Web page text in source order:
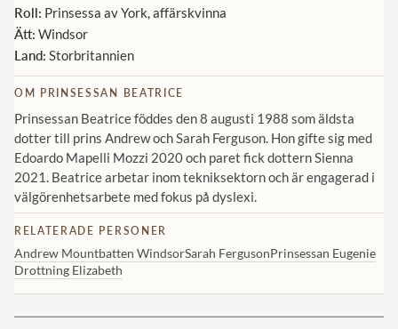
Luxemburgska storhertighuset
Marockanska kungahuset
Monacos furstehus
Roll: Prinsessa av York, affärskvinna
Ätt: Windsor
Land: Storbritannien
OM PRINSESSAN BEATRICE
Prinsessan Beatrice föddes den 8 augusti 1988 som äldsta
dotter till prins Andrew och Sarah Ferguson. Hon gifte sig med
Edoardo Mapelli Mozzi 2020 och paret fick dottern Sienna
2021. Beatrice arbetar inom tekniksektorn och är engagerad i
välgörenhetsarbete med fokus på dyslexi.
RELATERADE PERSONER
Andrew Mountbatten WindsorSarah FergusonPrinsessan Eugenie
Drottning Elizabeth